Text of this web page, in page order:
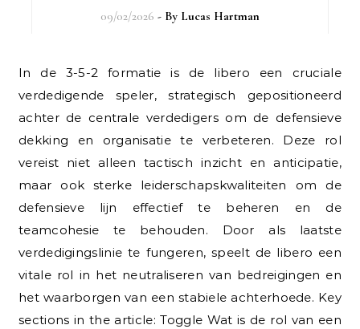
09/02/2026 - By Lucas Hartman
In de 3-5-2 formatie is de libero een cruciale
verdedigende speler, strategisch gepositioneerd
achter de centrale verdedigers om de defensieve
dekking en organisatie te verbeteren. Deze rol
vereist niet alleen tactisch inzicht en anticipatie,
maar ook sterke leiderschapskwaliteiten om de
defensieve lijn effectief te beheren en de
teamcohesie te behouden. Door als laatste
verdedigingslinie te fungeren, speelt de libero een
vitale rol in het neutraliseren van bedreigingen en
het waarborgen van een stabiele achterhoede. Key
sections in the article: Toggle Wat is de rol van een